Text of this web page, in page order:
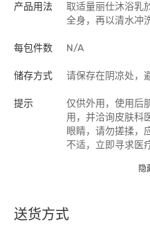
产品用法
取适量丽仕沐浴乳
全身，再以清水冲
每包件数 N/A
储存方式 请保存在阴凉处，
提示
仅供外用，使用后
用，并洽询皮肤科
眼睛，请勿搓揉，
不适，立即寻求医
隐
送货方式